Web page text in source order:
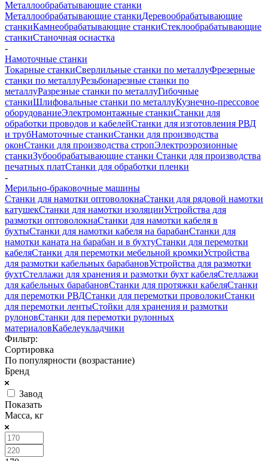
Металлообрабатывающие станки
Металлообрабатывающие станкиДеревообрабатывающие
станкиКамнеобрабатывающие станкиСтеклообрабатывающие
станкиСтаночная оснастка
-
Намоточные станки
Токарные станкиСверлильные станки по металлуФрезерные
станки по металлуРезьбонарезные станки по
металлуРазрезные станки по металлуГибочные
станкиШлифовальные станки по металлуКузнечно-прессовое
оборудованиеЭлектромонтажные станкиСтанки для
обработки проводов и кабелейСтанки для изготовления РВД
и трубНамоточные станкиСтанки для производства
оконСтанки для производства стропЭлектроэрозионные
станкиЗубообрабатывающие станки Станки для производства
печатных платСтанки для обработки пленки
-
Мерильно-браковочные машины
Станки для намотки оптоволокнаСтанки для рядовой намотки
катушекСтанки для намотки изоляцииУстройства для
размотки оптоволокнаСтанки для намотки кабеля в
бухтыСтанки для намотки кабеля на барабанСтанки для
намотки каната на барабан и в бухтуСтанки для перемотки
кабеляСтанки для перемотки мебельной кромкиУстройства
для размотки кабельных барабановУстройства для размотки
бухтСтеллажи для хранения и размотки бухт кабеляСтеллажи
для кабельных барабановСтанки для протяжки кабеляСтанки
для перемотки РВДСтанки для перемотки проволокиСтанки
для перемотки лентыСтойки для хранения и размотки
рулоновСтанки для перемотки рулонных
материаловКабелеукладчики
Фильтр:
Сортировка
По популярности (возрастание)
Бренд
Завод
Показать
Масса, кг